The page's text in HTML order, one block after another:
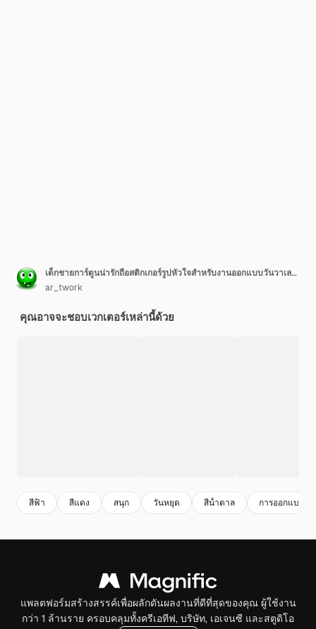
เด็กชายการ์ตูนน่ารักถือสติกเกอร์รูปหัวใจสำหรับงานออกแบบวันวาเลนไทน์
ar_twork
คุณอาจจะชอบเวกเตอร์เหล่านี้ด้วย
สีฟ้า สีแดง สนุก วันหยุด สีน้ําตาล การออกแบบ
แพลตฟอร์มสร้างสรรค์เพื่อผลักดันผลงานที่ดีที่สุดของคุณ ผู้ใช้งาน
กว่า 1 ล้านราย ครอบคลุมทั้งครีเอทีฟ, บริษัท, เอเจนซี และสตูดิโอ